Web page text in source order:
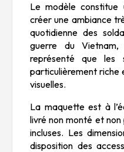
Le modèle constitue
créer une ambiance
quotidienne des
guerre du
représenté que les
particulièrement riche
visuelles.
La maquette est à
livré non monté et
incluses. Les
disposition des